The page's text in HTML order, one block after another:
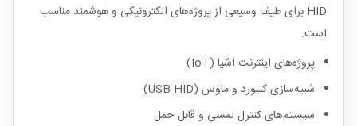
HID برای طیف وسیعی از پروژه‌های الکترونیکی و هوشمند مناسب
است.
پروژه‌های اینترنت اشیا (IoT)
شبیه‌سازی کیبورد و ماوس (USB HID)
سیستم‌های کنترل لمسی و قابل حمل